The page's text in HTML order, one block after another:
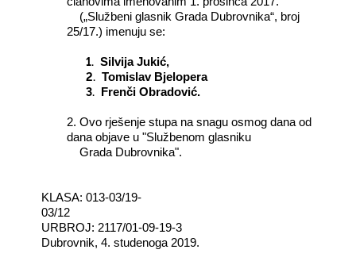
(„Službeni glasnik Grada Dubrovnika“, broj
25/17.) imenuju se:
1. Silvija Jukić,
2. Tomislav Bjelopera
3. Frenči Obradović.
2. Ovo rješenje stupa na snagu osmog dana od
dana objave u "Službenom glasniku
Grada Dubrovnika".
KLASA: 013-03/19-
03/12
URBROJ: 2117/01-09-19-3
Dubrovnik, 4. studenoga 2019.